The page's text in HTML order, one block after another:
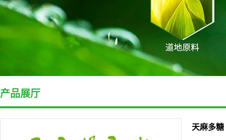
产品展厅
天麻多